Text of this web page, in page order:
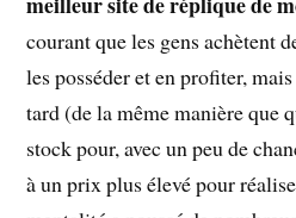
courant que les gens achètent
les posséder et en profiter,
tard (de la même manière que
stock pour, avec un peu de
à un prix plus élevé pour